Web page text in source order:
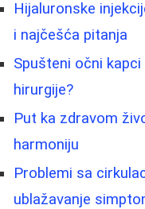
Hijaluronske
i najčešća pitanja
Spušteni očni
hirurgije?
Put ka zdravom
harmoniju
Problemi sa
ublažavanje